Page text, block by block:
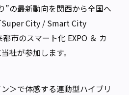
”の最新動向を関西から全国へ
Super City / Smart City
市のスマート化 EXPO ＆ カ
社が参加します。
＞で体感する連動型ハイブリ